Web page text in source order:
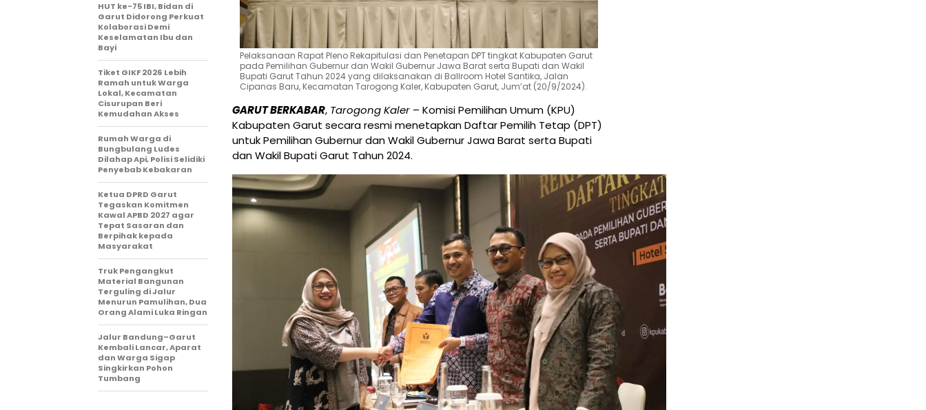
Pelaksanaan Rapat Pleno Rekapitulasi dan Penetapan DPT tingkat Kabupaten Garut
pada Pemilihan Gubernur dan Wakil Gubernur Jawa Barat serta Bupati dan Wakil
Bupati Garut Tahun 2024 yang dilaksanakan di Ballroom Hotel Santika, Jalan
Cipanas Baru, Kecamatan Tarogong Kaler, Kabupaten Garut, Jum’at (20/9/2024).
GARUT BERKABAR, Tarogong Kaler – Komisi Pemilihan Umum (KPU)
Kabupaten Garut secara resmi menetapkan Daftar Pemilih Tetap (DPT)
untuk Pemilihan Gubernur dan Wakil Gubernur Jawa Barat serta Bupati
dan Wakil Bupati Garut Tahun 2024.
HUT ke-75 IBI, Bidan di
Garut Didorong Perkuat
Kolaborasi Demi
Keselamatan Ibu dan
Bayi
Tiket GIKF 2026 Lebih
Ramah untuk Warga
Lokal, Kecamatan
Cisurupan Beri
Kemudahan Akses
Rumah Warga di
Bungbulang Ludes
Dilahap Api, Polisi Selidiki
Penyebab Kebakaran
Ketua DPRD Garut
Tegaskan Komitmen
Kawal APBD 2027 agar
Tepat Sasaran dan
Berpihak kepada
Masyarakat
Truk Pengangkut
Material Bangunan
Terguling di Jalur
Menurun Pamulihan, Dua
Orang Alami Luka Ringan
Jalur Bandung–Garut
Kembali Lancar, Aparat
dan Warga Sigap
Singkirkan Pohon
Tumbang